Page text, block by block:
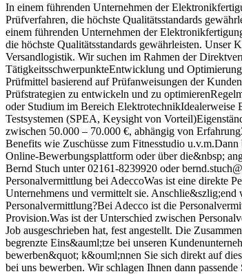
In einem führenden Unternehmen der
Prüfverfahren, die höchste Qualitätsstandards
einem führenden Unternehmen der
die höchste Qualitätsstandards gewährleisten.
Versandlogistik. Wir suchen im Rahmen der
TätigkeitsschwerpunkteEntwicklung und
Prüfmittel basierend auf Prüfanweisungen der
Prüfstrategien zu entwickeln und zu
oder Studium im Bereich
Testsystemen (SPEA, Keysight von
zwischen 50.000 – 70.000 €, abhängig von
Benefits wie Zuschüsse zum Fitnesstudio
Online-Bewerbungsplattform oder über die&nbsp;
Bernd Stuch unter 02161-8239920 oder
Personalvermittlung bei AdeccoWas ist eine direkte
Unternehmens und vermittelt sie. Anschlie&szlig;end
Personalvermittlung?Bei Adecco ist die
Provision.Was ist der Unterschied zwischen
Job ausgeschrieben hat, fest angestellt. Die
begrenzte Eins&auml;tze bei unseren
bewerben&quot; k&ouml;nnen Sie sich direkt auf
bei uns bewerben. Wir schlagen Ihnen dann